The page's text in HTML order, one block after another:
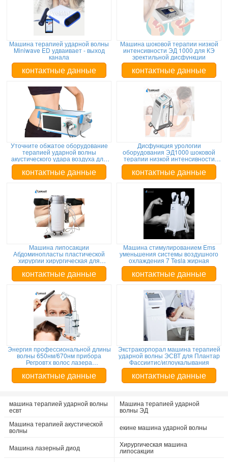
Машина терапией ударной волны
Miniwave ED удваивает - выход
канала
контактные данные
Машина шоковой терапии низкой
интенсивности ЭД 1000 для КЭ
эректильной дисфункции
контактные данные
Уточните обжатое оборудование
терапией ударной волны
акустического удара воздуха для
уменьшите метки простирания
контактные данные
Дисфункция урологии
оборудования ЭД1000 шоковой
терапии низкой интенсивности
эректильная
контактные данные
Машина липосакции
Абдоминопласты пластической
хирургии хирургическая для
хирургии липосакции вытачки/
живота Туммы
контактные данные
Машина стимулированием Ems
уменьшения системы воздушного
охлаждения 7 Tesla жирная
контактные данные
Энергия профессиональной длины
волны 650нм/670нм прибора
Регровтх волос лазера
регулируемая
контактные данные
Экстракорпорал машина терапией
ударной волны ЭСВТ для Плантар
Фассиитис/иглоукалывания
контактные данные
машина терапией ударной волны
есвт
Машина терапией ударной
волны ЭД
Машина терапией акустической
волны екине машина ударной волны
Машина лазерный диод Хирургическая машина
липосакции